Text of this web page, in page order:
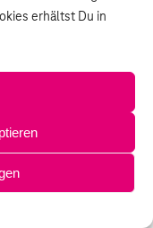
erhältst Du in